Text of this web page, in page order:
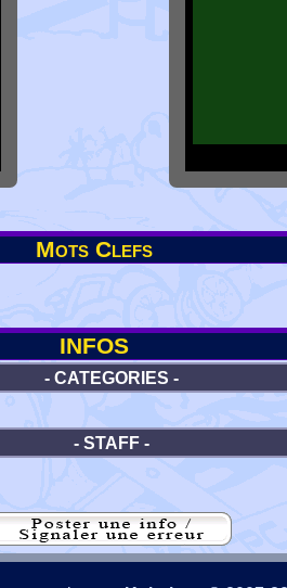
Mots Clefs
INFOS
- CATEGORIES -
- STAFF -